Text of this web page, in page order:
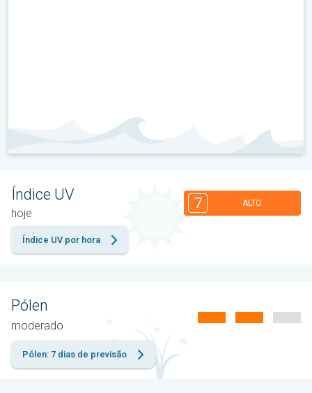
Índice UV
hoje
7 ALTO
Índice UV por hora
Pólen
moderado
Pólen: 7 dias de previsão